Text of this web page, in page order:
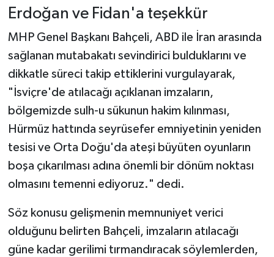
Erdoğan ve Fidan'a teşekkür
MHP Genel Başkanı Bahçeli, ABD ile İran arasında
sağlanan mutabakatı sevindirici bulduklarını ve
dikkatle süreci takip ettiklerini vurgulayarak,
"İsviçre'de atılacağı açıklanan imzaların,
bölgemizde sulh-u sükunun hakim kılınması,
Hürmüz hattında seyrüsefer emniyetinin yeniden
tesisi ve Orta Doğu'da ateşi büyüten oyunların
boşa çıkarılması adına önemli bir dönüm noktası
olmasını temenni ediyoruz." dedi.
Söz konusu gelişmenin memnuniyet verici
olduğunu belirten Bahçeli, imzaların atılacağı
güne kadar gerilimi tırmandıracak söylemlerden,